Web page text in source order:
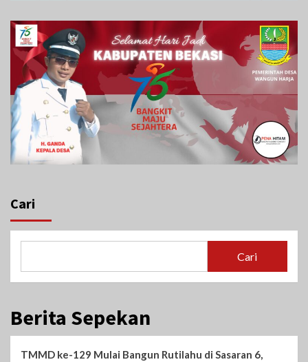
Cari
Cari
Berita Sepekan
TMMD ke-129 Mulai Bangun Rutilahu di Sasaran 6,